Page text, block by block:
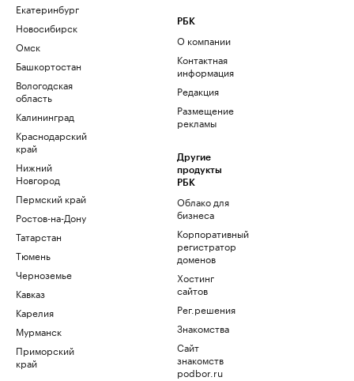
Екатеринбург
Новосибирск
Омск
Башкортостан
Вологодская
область
Калининград
Краснодарский
край
Нижний
Новгород
Пермский край
Ростов-на-Дону
Татарстан
Тюмень
Черноземье
Кавказ
Карелия
Мурманск
Приморский
край
РБК
О компании
Контактная
информация
Редакция
Размещение
рекламы
Другие
продукты
РБК
Облако для
бизнеса
Корпоративный
регистратор
доменов
Хостинг
сайтов
Рег.решения
Знакомства
Сайт
знакомств
podbor.ru